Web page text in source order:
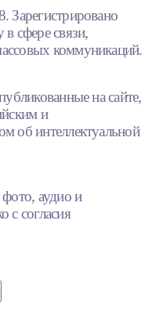
сфере связи,
коммуникаций.
на сайте,
и
об интеллектуальной
аудио и
с согласия